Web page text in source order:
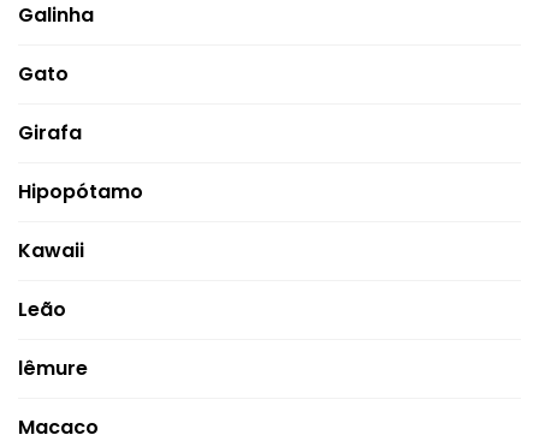
Galinha
Gato
Girafa
Hipopótamo
Kawaii
Leão
lêmure
Macaco